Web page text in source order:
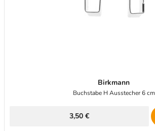
Birkmann
Buchstabe H Ausstecher 6 cm
3,50 €